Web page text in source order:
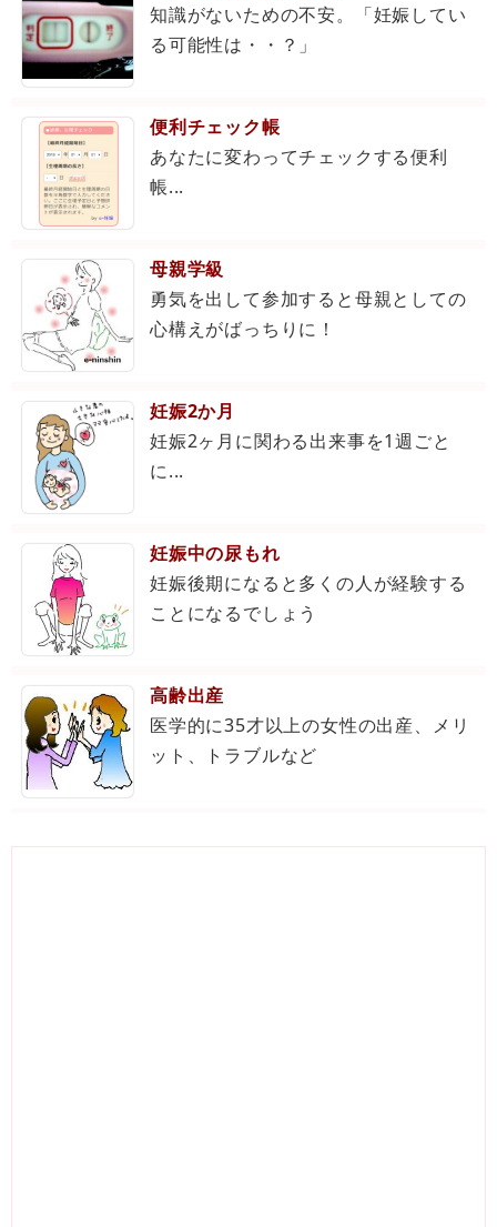
知識がないための不安。「妊娠してい
る可能性は・・？」
便利チェック帳
あなたに変わってチェックする便利
帳...
母親学級
勇気を出して参加すると母親としての
心構えがばっちりに！
妊娠2か月
妊娠2ヶ月に関わる出来事を1週ごと
に...
妊娠中の尿もれ
妊娠後期になると多くの人が経験する
ことになるでしょう
高齢出産
医学的に35才以上の女性の出産、メリ
ット、トラブルなど